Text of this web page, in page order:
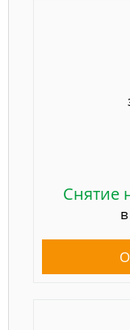
Снятие